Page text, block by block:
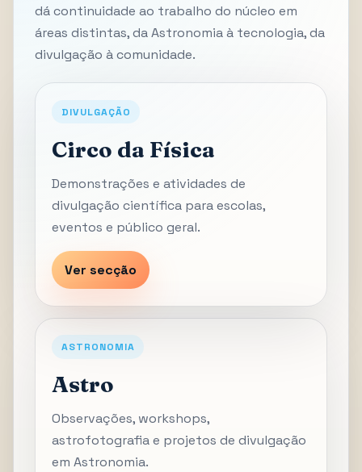
dá continuidade ao trabalho do núcleo em
áreas distintas, da Astronomia à tecnologia, da
divulgação à comunidade.
DIVULGAÇÃO
Circo da Física
Demonstrações e atividades de
divulgação científica para escolas,
eventos e público geral.
Ver secção
ASTRONOMIA
Astro
Observações, workshops,
astrofotografia e projetos de divulgação
em Astronomia.